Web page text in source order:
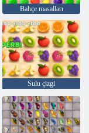
Bahçe masalları
Sulu çizgi